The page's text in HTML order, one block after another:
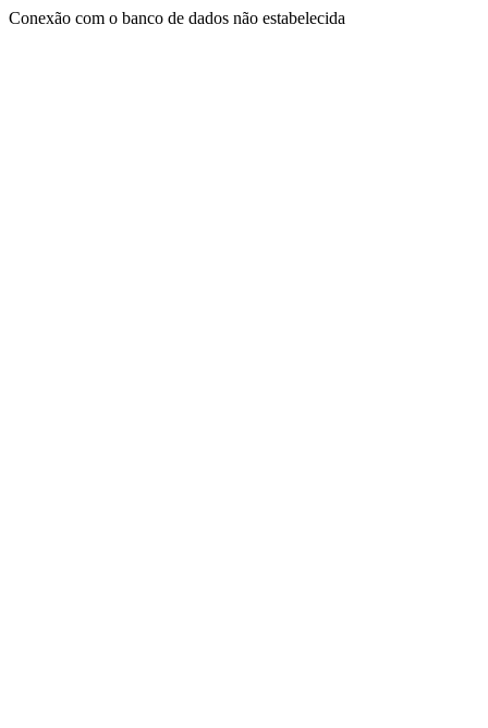
Conexão com o banco de dados não estabelecida